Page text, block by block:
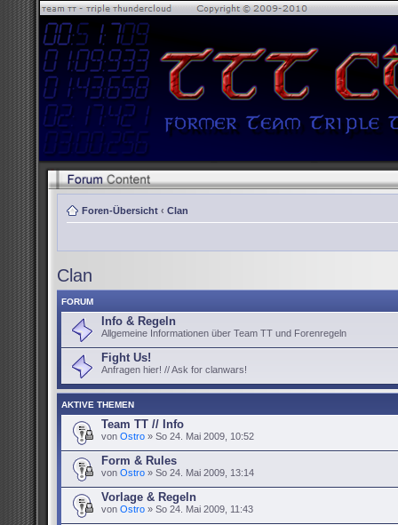
Foren-Übersicht ‹ Clan
Clan
FORUM
Info & Regeln
Allgemeine Informationen über Team TT und Forenregeln
Fight Us!
Anfragen hier! // Ask for clanwars!
AKTIVE THEMEN
Team TT // Info
von Ostro » So 24. Mai 2009, 10:52
Form & Rules
von Ostro » So 24. Mai 2009, 13:14
Vorlage & Regeln
von Ostro » So 24. Mai 2009, 11:43